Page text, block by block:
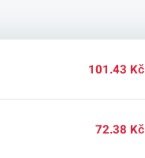
101.43 Kč
72.38 Kč